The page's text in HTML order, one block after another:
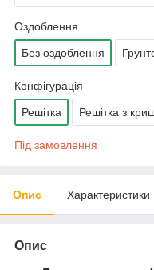
Оздоблення
Без оздоблення
Конфігурація
Решітка Решітка з
Під замовлення
Опис Характеристики
Опис